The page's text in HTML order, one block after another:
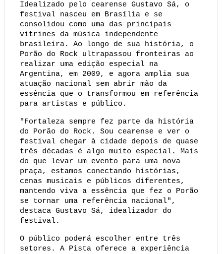
Idealizado pelo cearense Gustavo Sá, o
festival nasceu em Brasília e se
consolidou como uma das principais
vitrines da música independente
brasileira. Ao longo de sua história, o
Porão do Rock ultrapassou fronteiras ao
realizar uma edição especial na
Argentina, em 2009, e agora amplia sua
atuação nacional sem abrir mão da
essência que o transformou em referência
para artistas e público.
"Fortaleza sempre fez parte da história
do Porão do Rock. Sou cearense e ver o
festival chegar à cidade depois de quase
três décadas é algo muito especial. Mais
do que levar um evento para uma nova
praça, estamos conectando histórias,
cenas musicais e públicos diferentes,
mantendo viva a essência que fez o Porão
se tornar uma referência nacional",
destaca Gustavo Sá, idealizador do
festival.
O público poderá escolher entre três
setores. A Pista oferece a experiência